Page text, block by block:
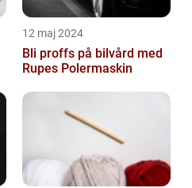
12 maj 2024
Bli proffs på bilvård med
Rupes Polermaskin